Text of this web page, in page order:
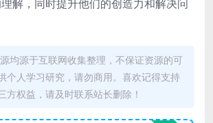
解，同时提升他们的创造力和解决问
均源于互联网收集整理，不保证资源的可
个人学习研究，请勿商用。喜欢记得支持
方权益，请及时联系站长删除！